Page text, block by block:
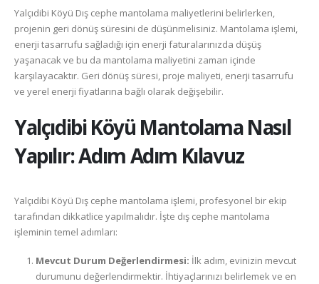
Yalçıdibi Köyü Dış cephe mantolama maliyetlerini belirlerken,
projenin geri dönüş süresini de düşünmelisiniz. Mantolama işlemi,
enerji tasarrufu sağladığı için enerji faturalarınızda düşüş
yaşanacak ve bu da mantolama maliyetini zaman içinde
karşılayacaktır. Geri dönüş süresi, proje maliyeti, enerji tasarrufu
ve yerel enerji fiyatlarına bağlı olarak değişebilir.
Yalçıdibi Köyü Mantolama Nasıl
Yapılır: Adım Adım Kılavuz
Yalçıdibi Köyü Dış cephe mantolama işlemi, profesyonel bir ekip
tarafından dikkatlice yapılmalıdır. İşte dış cephe mantolama
işleminin temel adımları:
Mevcut Durum Değerlendirmesi: İlk adım, evinizin mevcut
durumunu değerlendirmektir. İhtiyaçlarınızı belirlemek ve en